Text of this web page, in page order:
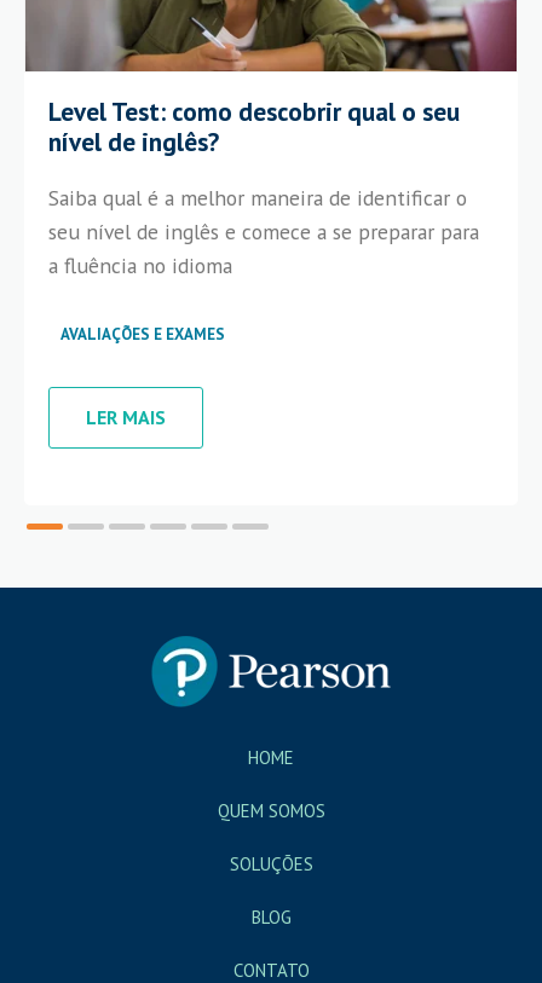
Level Test: como descobrir qual o seu
nível de inglês?
Saiba qual é a melhor maneira de identificar o
seu nível de inglês e comece a se preparar para
a fluência no idioma
AVALIAÇÕES E EXAMES
LER MAIS
HOME
QUEM SOMOS
SOLUÇÕES
BLOG
CONTATO